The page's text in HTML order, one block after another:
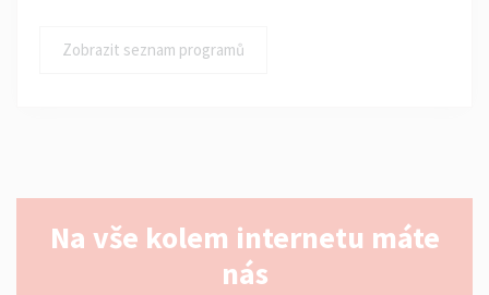
Zobrazit seznam programů
Na vše kolem internetu máte
nás